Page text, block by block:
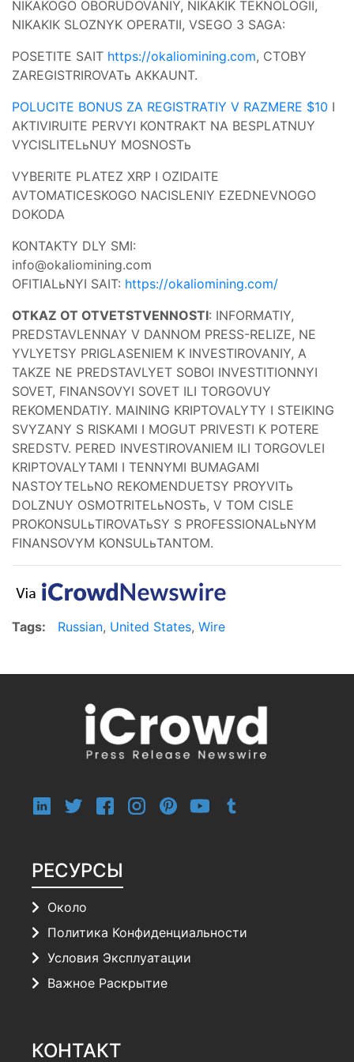
NIKAKOGO OBORUDOVANIY, NIKAKIK TEKNOLOGII,
NIKAKIK SLOZNYK OPERATII, VSEGO 3 SAGA:
POSETITE SAIT https://okaliomining.com, CTOBY
ZAREGISTRIROVATь AKKAUNT.
POLUCITE BONUS ZA REGISTRATIY V RAZMERE $10 I
AKTIVIRUITE PERVYI KONTRAKT NA BESPLATNUY
VYCISLITELьNUY MOSNOSTь
VYBERITE PLATEZ XRP I OZIDAITE
AVTOMATICESKOGO NACISLENIY EZEDNEVNOGO
DOKODA
KONTAKTY DLY SMI:
info@okaliomining.com
OFITIALьNYI SAIT: https://okaliomining.com/
OTKAZ OT OTVETSTVENNOSTI: INFORMATIY,
PREDSTAVLENNAY V DANNOM PRESS-RELIZE, NE
YVLYETSY PRIGLASENIEM K INVESTIROVANIY, A
TAKZE NE PREDSTAVLYET SOBOI INVESTITIONNYI
SOVET, FINANSOVYI SOVET ILI TORGOVUY
REKOMENDATIY. MAINING KRIPTOVALYTY I STEIKING
SVYZANY S RISKAMI I MOGUT PRIVESTI K POTERE
SREDSTV. PERED INVESTIROVANIEM ILI TORGOVLEI
KRIPTOVALYTAMI I TENNYMI BUMAGAMI
NASTOYTELьNO REKOMENDUETSY PROYVITь
DOLZNUY OSMOTRITELьNOSTь, V TOM CISLE
PROKONSULьTIROVATьSY S PROFESSIONALьNYM
FINANSOVYM KONSULьTANTOM.
Tags: Russian, United States, Wire
РЕСУРСЫ
Около
Политика Конфиденциальности
Условия Эксплуатации
Важное Раскрытие
КОНТАКТ